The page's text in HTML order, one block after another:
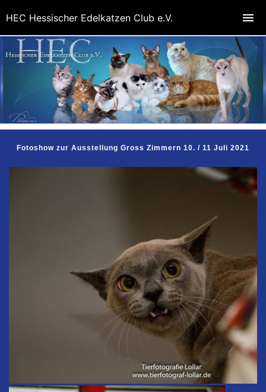
Fotoshow zur Ausstellung Gross Zimmern 10. / 11 Juli 2021
HEC Hessischer Edelkatzen Club e.V.